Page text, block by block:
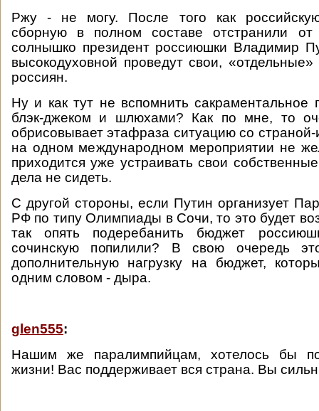
Ржу - не могу. После того как
сборную в полном составе отстранили
солнышко президент россиюшки Владимир
высокодуховной проведут свои,
россиян.
Ну и как тут не вспомнить сакраментальное
блэк-джеком и шлюхами? Как по мне, то
обрисовывает этафраза ситуацию со страной-
на одном международном мероприятии не
приходится уже устраивать свои
дела не сидеть.
С другой стороны, если Путин организует
РФ по типу Олимпиады в Сочи, то это будет
так опять подеребанить бюджет
сочинскую попилили? В свою очередь
дополнительную нагрузку на бюджет,
одним словом - дыра.
glen555:
Нашим же паралимпийцам, хотелось бы
жизни! Вас поддерживает вся страна. Вы